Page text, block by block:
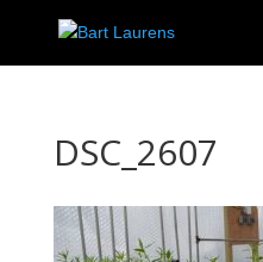
DSC_2607